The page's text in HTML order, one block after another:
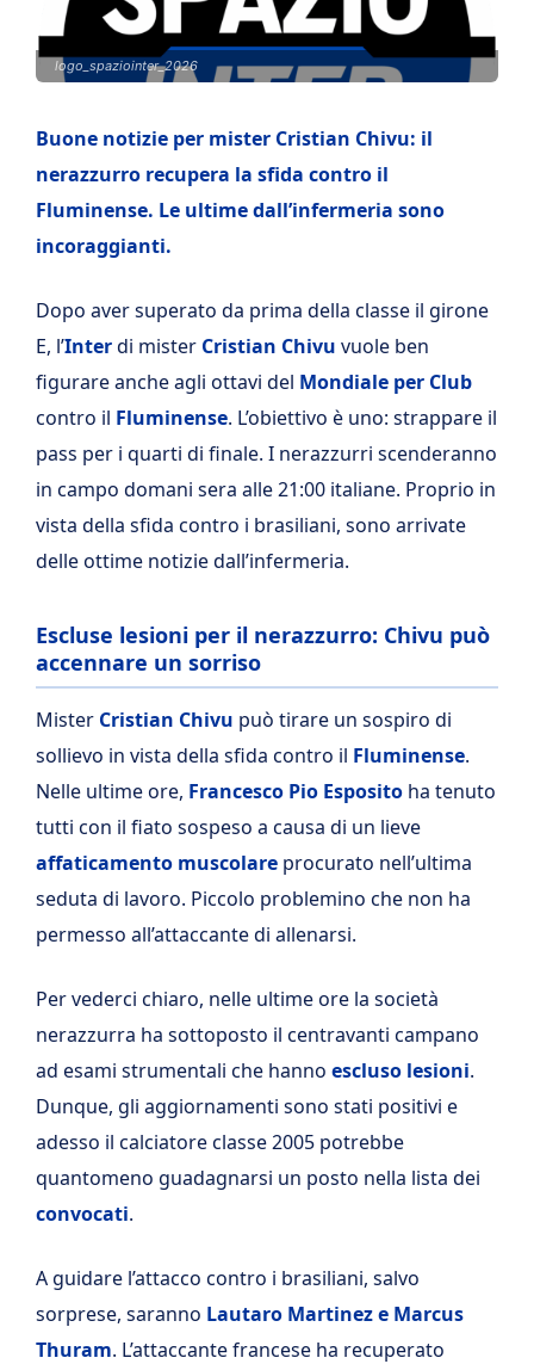
logo_spaziointer_2026
Buone notizie per mister Cristian Chivu: il
nerazzurro recupera la sfida contro il
Fluminense. Le ultime dall’infermeria sono
incoraggianti.
Dopo aver superato da prima della classe il girone
E, l’Interdi mister Cristian Chivu vuole ben
figurare anche agli ottavi del Mondiale per Club
contro il Fluminense. L’obiettivo è uno: strappare il
pass per i quarti di finale. I nerazzurri scenderanno
in campo domani sera alle 21:00 italiane. Proprio in
vista della sfida contro i brasiliani, sono arrivate
delle ottime notizie dall’infermeria.
Escluse lesioni per il nerazzurro: Chivu può
accennare un sorriso
Mister Cristian Chivu può tirare un sospiro di
sollievo in vista della sfida contro il Fluminense.
Nelle ultime ore, Francesco Pio Esposito ha tenuto
tutti con il fiato sospeso a causa di un lieve
affaticamento muscolare procurato nell’ultima
seduta di lavoro. Piccolo problemino che non ha
permesso all’attaccante di allenarsi.
Per vederci chiaro, nelle ultime ore la società
nerazzurra ha sottoposto il centravanti campano
ad esami strumentali che hanno escluso lesioni.
Dunque, gli aggiornamenti sono stati positivi e
adesso il calciatore classe 2005 potrebbe
quantomeno guadagnarsi un posto nella lista dei
convocati.
A guidare l’attacco contro i brasiliani, salvo
sorprese, saranno Lautaro Martinez e Marcus
Thuram. L’attaccante francese ha recuperato